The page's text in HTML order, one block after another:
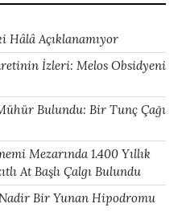
Hâlâ Açıklanamıyor
İzleri: Melos Obsidyeni
Bulundu: Bir Tunç Çağı
Mezarında 1.400 Yıllık
At Başlı Çalgı Bulundu
Bir Yunan Hipodromu